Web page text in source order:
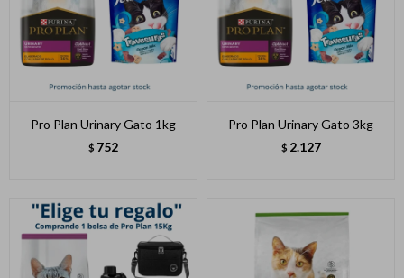
Pro Plan Urinary Gato 1kg
$ 752
Pro Plan Urinary Gato 3kg
$ 2.127